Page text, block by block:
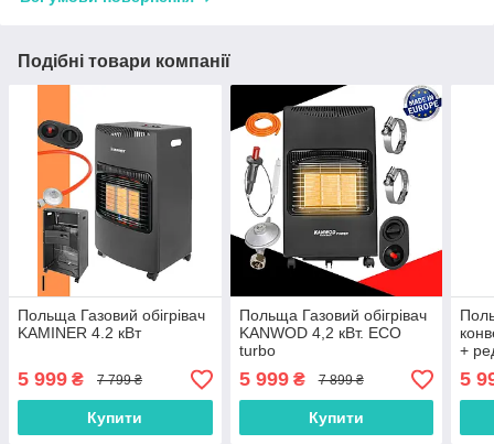
Подібні товари компанії
Польща Газовий обігрівач
KAMINER 4.2 кВт
5 999 ₴ 7 799 ₴
Купити
Польща Газовий обігрівач
KANWOD 4,2 кВт. ECO
turbo
5 999₴ 7 899 ₴
Купити
+
5